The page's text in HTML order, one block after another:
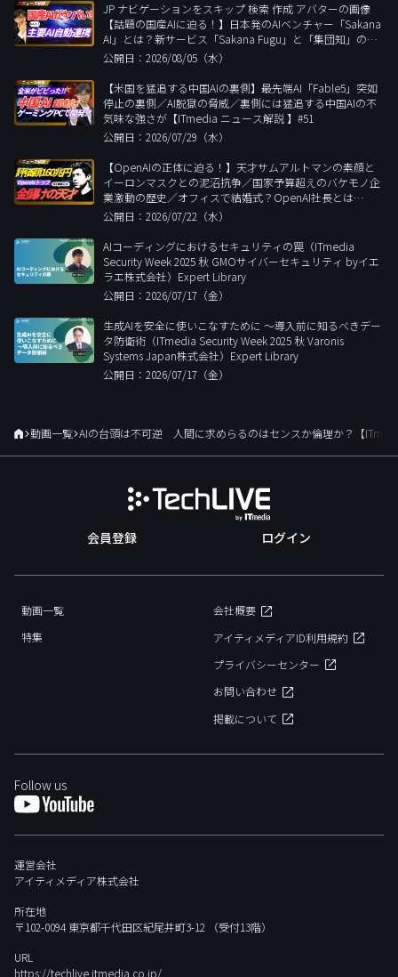
JP ナビゲーションをスキップ 検索 作成 アバターの画像
【話題の国産AIに迫る！】日本発のAIベンチャー「Sakana
AI」とは？新サービス「Sakana Fugu」と「集団知」の哲
学【ITmedia ニュース解説 】#52
公開日：2026/08/05（水）
【米国を猛追する中国AIの裏側】最先端AI「Fable5」突如
停止の裏側／AI脱獄の脅威／裏側には猛追する中国AIの不
気味な強さが【ITmedia ニュース解説 】#51
公開日：2026/07/29（水）
【OpenAIの正体に迫る！】天才サムアルトマンの素顔と
イーロンマスクとの泥沼抗争／国家予算超えのバケモノ企
業激動の歴史／オフィスで結婚式？OpenAI社長とは
【ITmedia ニュース解説 】#50
公開日：2026/07/22（水）
AIコーディングにおけるセキュリティの罠（ITmedia
Security Week 2025 秋 GMOサイバーセキュリティ byイエ
ラエ株式会社）Expert Library
公開日：2026/07/17（金）
生成AIを安全に使いこなすために 〜導入前に知るべきデー
タ防衛術（ITmedia Security Week 2025 秋 Varonis
Systems Japan株式会社）Expert Library
公開日：2026/07/17（金）
動画一覧 AIの台頭は不可逆 人間に求めらるのはセンスか倫理か？【
会員登録 ログイン
動画一覧
特集
会社概要
アイティメディアID利用規約
プライバシーセンター
お問い合わせ
掲載について
Follow us
運営会社
アイティメディア株式会社
所在地
〒102-0094 東京都千代田区紀尾井町3-12 （受付13階）
URL
https://techlive.itmedia.co.jp/